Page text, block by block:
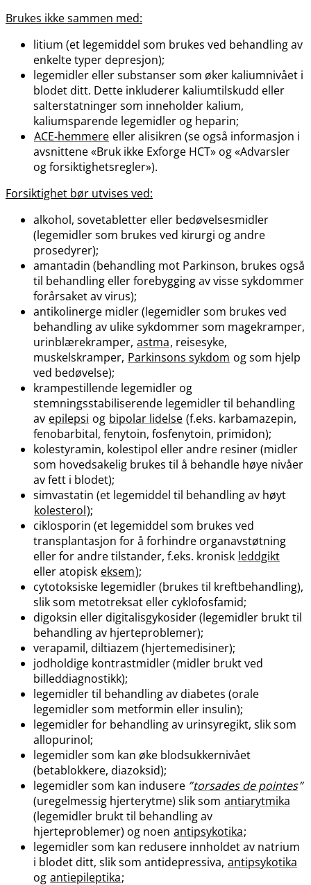
Brukes ikke sammen med:
litium (et legemiddel som brukes ved behandling av
enkelte typer depresjon);
legemidler eller substanser som øker kaliumnivået i
blodet ditt. Dette inkluderer kaliumtilskudd eller
salterstatninger som inneholder kalium,
kaliumsparende legemidler og heparin;
ACE-hemmere eller alisikren (se også informasjon i
avsnittene «Bruk ikke Exforge HCT» og «Advarsler
og forsiktighetsregler»).
Forsiktighet bør utvises ved:
alkohol, sovetabletter eller bedøvelsesmidler
(legemidler som brukes ved kirurgi og andre
prosedyrer);
amantadin (behandling mot Parkinson, brukes også
til behandling eller forebygging av visse sykdommer
forårsaket av virus);
antikolinerge midler (legemidler som brukes ved
behandling av ulike sykdommer som magekramper,
urinblærekramper, astma, reisesyke,
muskelskramper, Parkinsons sykdom og som hjelp
ved bedøvelse);
krampestillende legemidler og
stemningsstabiliserende legemidler til behandling
av epilepsi og bipolar lidelse (f.eks. karbamazepin,
fenobarbital, fenytoin, fosfenytoin, primidon);
kolestyramin, kolestipol eller andre resiner (midler
som hovedsakelig brukes til å behandle høye nivåer
av fett i blodet);
simvastatin (et legemiddel til behandling av høyt
kolesterol);
ciklosporin (et legemiddel som brukes ved
transplantasjon for å forhindre organavstøtning
eller for andre tilstander, f.eks. kronisk leddgikt
eller atopisk eksem);
cytotoksiske legemidler (brukes til kreftbehandling),
slik som metotreksat eller cyklofosfamid;
digoksin eller digitalisgykosider (legemidler brukt til
behandling av hjerteproblemer);
verapamil, diltiazem (hjertemedisiner);
jodholdige kontrastmidler (midler brukt ved
billeddiagnostikk);
legemidler til behandling av diabetes (orale
legemidler som metformin eller insulin);
legemidler for behandling av urinsyregikt, slik som
allopurinol;
legemidler som kan øke blodsukkernivået
(betablokkere, diazoksid);
legemidler som kan indusere ”torsades de pointes”
(uregelmessig hjerterytme) slik som antiarytmika
(legemidler brukt til behandling av
hjerteproblemer) og noen antipsykotika;
legemidler som kan redusere innholdet av natrium
i blodet ditt, slik som antidepressiva, antipsykotika
og antiepileptika;